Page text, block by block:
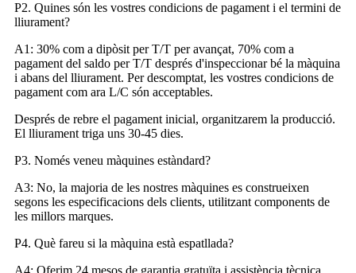
P2. Quines són les vostres condicions de pagament i el termini de
lliurament?
A1: 30% com a dipòsit per T/T per avançat, 70% com a
pagament del saldo per T/T després d'inspeccionar bé la màquina
i abans del lliurament. Per descomptat, les vostres condicions de
pagament com ara L/C són acceptables.
Després de rebre el pagament inicial, organitzarem la producció.
El lliurament triga uns 30-45 dies.
P3. Només veneu màquines estàndard?
A3: No, la majoria de les nostres màquines es construeixen
segons les especificacions dels clients, utilitzant components de
les millors marques.
P4. Què fareu si la màquina està espatllada?
A4: Oferim 24 mesos de garantia gratuïta i assistència tècnica